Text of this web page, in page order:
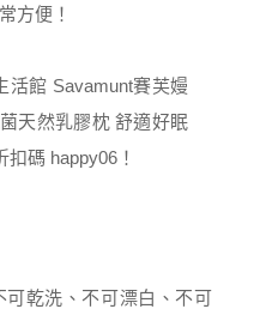
方便！
乾洗、不可漂白、不可